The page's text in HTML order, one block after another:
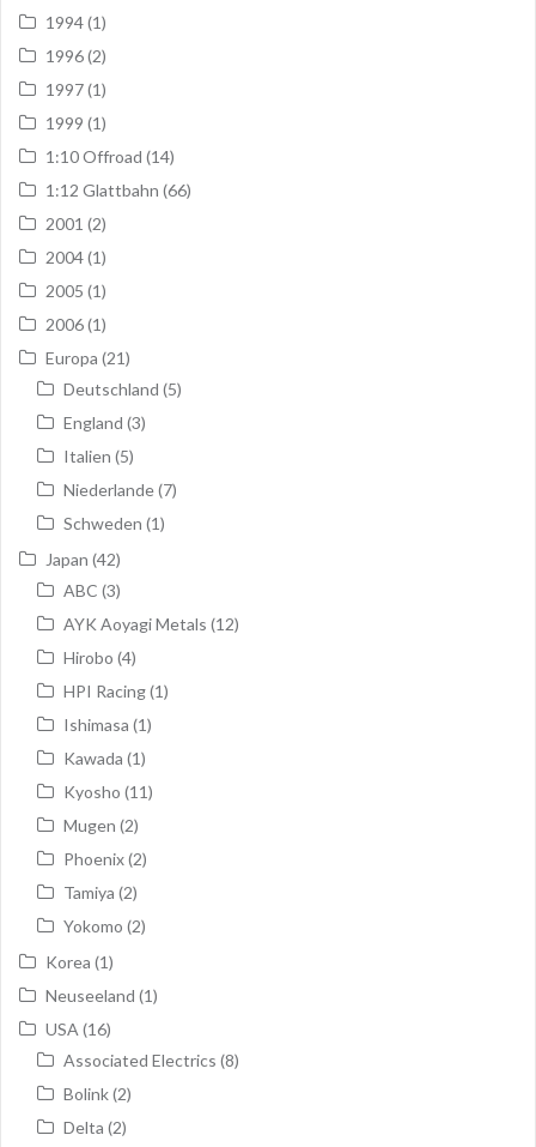
1994(1)
1996(2)
1997(1)
1999 (1)
1:10 Offroad (14)
1:12 Glattbahn (66)
2001 (2)
2004(1)
2005 (1)
2006(1)
Europa (21)
Deutschland (5)
England (3)
Italien (5)
Niederlande(7)
Schweden (1)
Japan (42)
ABC (3)
AYK Aoyagi Metals (12)
Hirobo (4)
HPI Racing(1)
Ishimasa (1)
Kawada (1)
Kyosho (11)
Mugen (2)
Phoenix(2)
Tamiya (2)
Yokomo (2)
Korea (1)
Neuseeland (1)
USA (16)
Associated Electrics (8)
Bolink(2)
Delta (2)